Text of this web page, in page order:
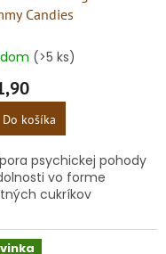
Candies
(>5 ks)
Do košíka
psychickej pohody
vo forme
cukríkov